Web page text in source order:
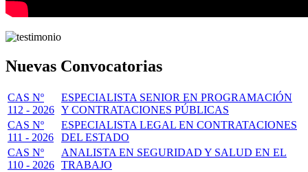
Nuevas Convocatorias
CAS Nº
112 - 2026
ESPECIALISTA SENIOR EN PROGRAMACIÓN
Y CONTRATACIONES PÚBLICAS
CAS Nº
111 - 2026
ESPECIALISTA LEGAL EN CONTRATACIONES
DEL ESTADO
CAS Nº
110 - 2026
ANALISTA EN SEGURIDAD Y SALUD EN EL
TRABAJO